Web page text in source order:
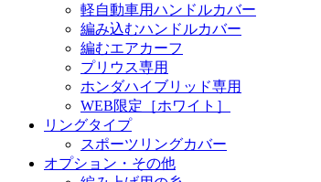
軽自動車用ハンドルカバー
編み込むハンドルカバー
編むエアカーフ
プリウス専用
ホンダハイブリッド専用
WEB限定［ホワイト］
リングタイプ
スポーツリングカバー
オプション・その他